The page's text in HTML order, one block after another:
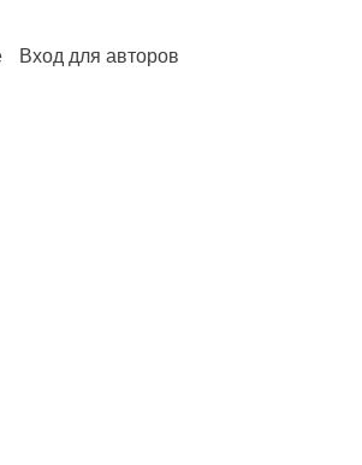
Вход для авторов